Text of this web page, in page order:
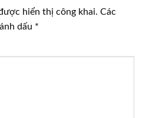
hiển thị công khai. Các
dấu *